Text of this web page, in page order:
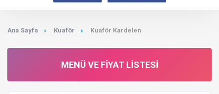
Ana Sayfa Kuaför Kuaför Kardelen
MENÜ VE FIYAT LISTESI